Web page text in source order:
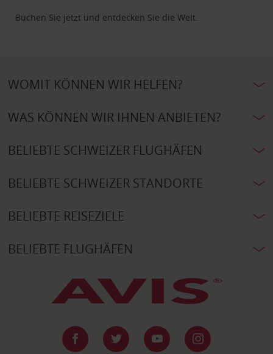
Buchen Sie jetzt und entdecken Sie die Welt.
WOMIT KÖNNEN WIR HELFEN?
WAS KÖNNEN WIR IHNEN ANBIETEN?
BELIEBTE SCHWEIZER FLUGHÄFEN
BELIEBTE SCHWEIZER STANDORTE
BELIEBTE REISEZIELE
BELIEBTE FLUGHÄFEN